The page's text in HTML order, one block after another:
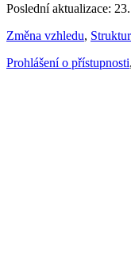
Poslední aktualizace:
Změna vzhledu,
Prohlášení o přístupnosti,